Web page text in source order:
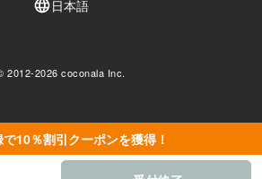
10％割引クーポンを獲得！